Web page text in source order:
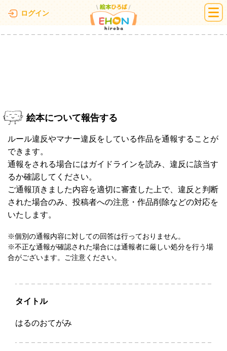
ログイン 絵本ひろば
絵本について報告する
ルール違反やマナー違反をしている作品を通報することが
できます。
通報をされる場合にはガイドラインを読み、違反に該当す
るか確認してください。
ご通報頂きました内容を適切に審査した上で、違反と判断
された場合のみ、投稿者への注意・作品削除などの対応を
いたします。
※個別の通報内容に対しての回答は行っておりません。
※不正な通報が確認された場合には通報者に厳しい処分を行う場
合がございます。ご注意ください。
タイトル
はるのおてがみ